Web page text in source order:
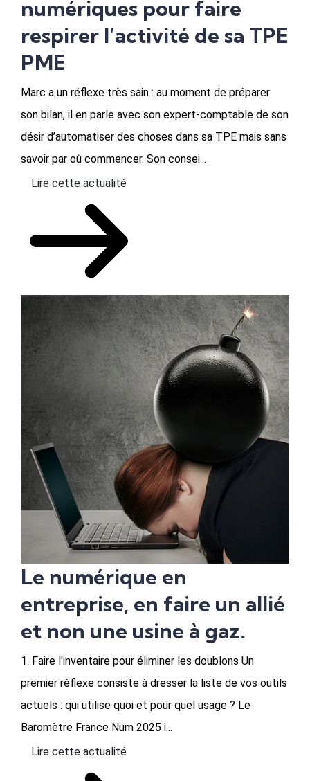
numériques pour faire
respirer l’activité de sa TPE
PME
Marc a un réflexe très sain : au moment de préparer
son bilan, il en parle avec son expert-comptable de son
désir d’automatiser des choses dans sa TPE mais sans
savoir par où commencer. Son consei...
Lire cette actualité
Le numérique en
entreprise, en faire un allié
et non une usine à gaz.
1. Faire l'inventaire pour éliminer les doublons Un
premier réflexe consiste à dresser la liste de vos outils
actuels : qui utilise quoi et pour quel usage ? Le
Baromètre France Num 2025 i...
Lire cette actualité